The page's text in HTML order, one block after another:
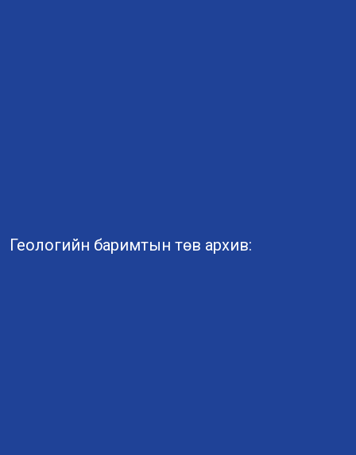
Геологийн баримтын төв архив: